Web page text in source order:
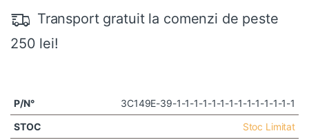
Transport gratuit la comenzi de peste
250 lei!
3C149E-39-1-1-1-1-1-1-1-1-1-1-1-1-1-1
Stoc Limitat